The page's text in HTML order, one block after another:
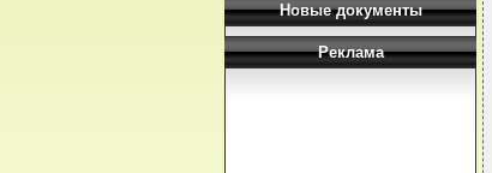
Новые документы
Реклама